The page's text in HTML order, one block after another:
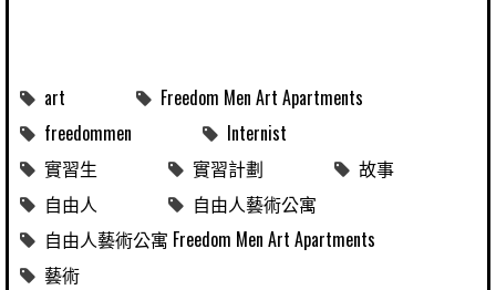
art
Freedom Men Art Apartments
freedommen
Internist
實習生
實習計劃
故事
自由人
自由人藝術公寓
自由人藝術公寓 Freedom Men Art Apartments
藝術